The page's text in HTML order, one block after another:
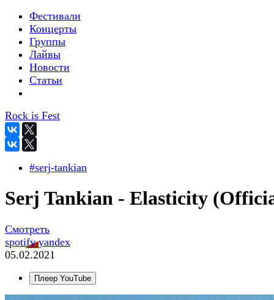
Фестивали
Концерты
Группы
Лайвы
Новости
Статьи
Rock is Fest
#serj-tankian
Serj Tankian - Elasticity
Смотреть
spotifyyandex
05.02.2021
Плеер YouTube